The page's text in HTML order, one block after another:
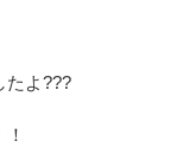
たよ???